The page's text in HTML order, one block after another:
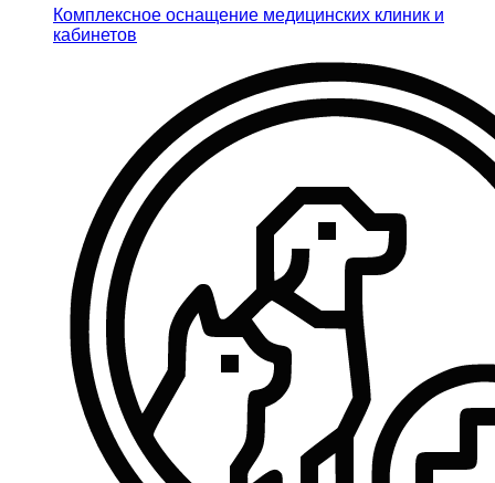
Комплексное оснащение медицинских клиник и
кабинетов